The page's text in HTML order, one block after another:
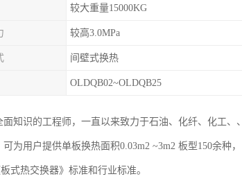
较大重量15000KG
较高3.0MPa
间壁式换热
OLDQB02~OLDQB25
知识的工程师，一直以来致力于石油、化纤、化工、、
用户提供单板换热面积0.03m2 ~3m2 板型150余种，
式热交换器》标准和行业标准。